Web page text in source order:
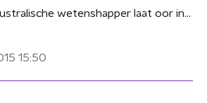
BIZAR: Australische wetenshapper laat oor in z'n arm plaatsen
15:50